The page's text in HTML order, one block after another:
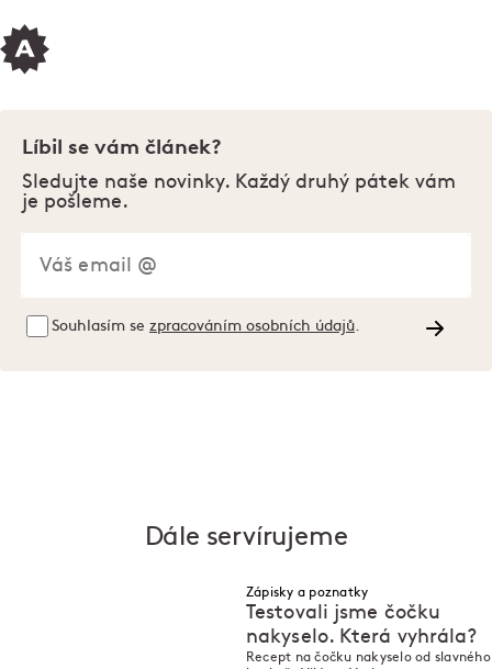
Líbil se vám článek?
Sledujte naše novinky. Každý druhý pátek vám
je pošleme.
Souhlasím se zpracováním osobních údajů
Dále servírujeme
Zápisky a poznatky
Testovali jsme čočku
nakyselo. Která vyhrála?
Recept na čočku nakyselo od slavného